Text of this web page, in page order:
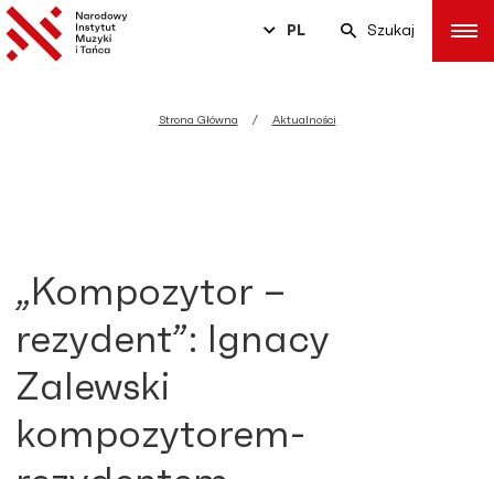
PL Szukaj
Strona Główna Aktualności
„Kompozytor –
rezydent”: Ignacy
Zalewski
kompozytorem-